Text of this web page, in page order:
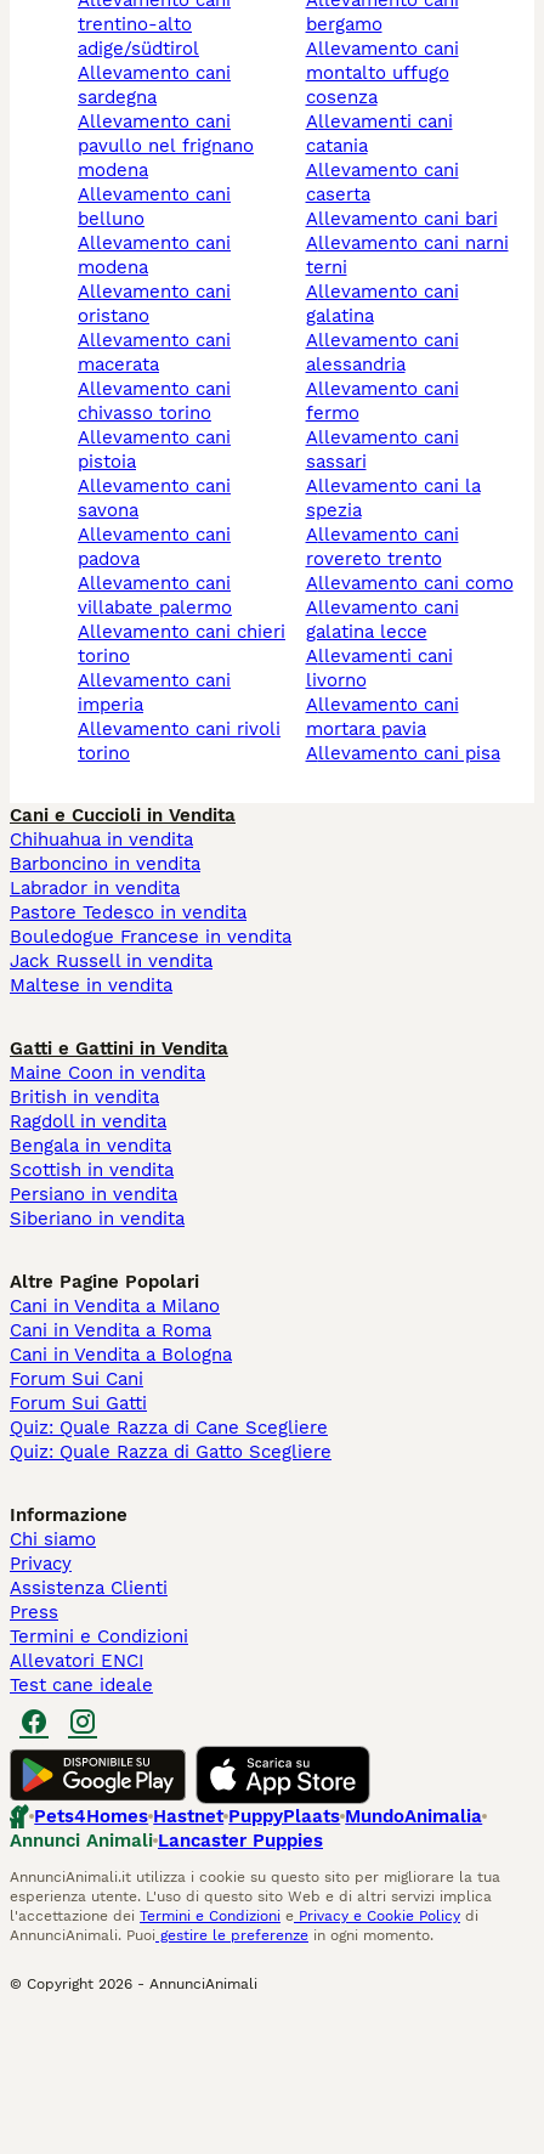
trentino-alto
adige/südtirol
allevamento cani
sardegna
allevamento cani
pavullo nel frignano
modena
allevamento cani
belluno
allevamento cani
modena
allevamento cani
oristano
allevamento cani
macerata
allevamento cani
chivasso torino
allevamento cani
pistoia
allevamento cani
savona
allevamento cani
padova
allevamento cani
villabate palermo
allevamento cani chieri
torino
allevamento cani
imperia
allevamento cani rivoli
torino
bergamo
allevamento cani
montalto uffugo
cosenza
allevamenti cani
catania
allevamento cani
caserta
allevamento cani bari
allevamento cani narni
terni
allevamento cani
galatina
allevamento cani
alessandria
allevamento cani
fermo
allevamento cani
sassari
allevamento cani la
spezia
allevamento cani
rovereto trento
allevamento cani como
allevamento cani
galatina lecce
allevamenti cani
livorno
allevamento cani
mortara pavia
allevamento cani pisa
Cani e Cuccioli in Vendita
Chihuahua in vendita
Barboncino in vendita
Labrador in vendita
Pastore Tedesco in vendita
Bouledogue Francese in vendita
Jack Russell in vendita
Maltese in vendita
Gatti e Gattini in Vendita
Maine Coon in vendita
British in vendita
Ragdoll in vendita
Bengala in vendita
Scottish in vendita
Persiano in vendita
Siberiano in vendita
Altre Pagine Popolari
Cani in Vendita a Milano
Cani in Vendita a Roma
Cani in Vendita a Bologna
Forum Sui Cani
Forum Sui Gatti
Quiz: Quale Razza di Cane Scegliere
Quiz: Quale Razza di Gatto Scegliere
Informazione
Chi siamo
Privacy
Assistenza Clienti
Press
Termini e Condizioni
Allevatori ENCI
Test cane ideale
Pets4Homes Hastnet PuppyPlaats MundoAnimalia
Annunci Animali Lancaster Puppies
AnnunciAnimali.it utilizza i cookie su questo sito per migliorare la tua
esperienza utente. L'uso di questo sito Web e di altri servizi implica
l'accettazione dei Termini e Condizioni e Privacy e Cookie Policy di
AnnunciAnimali. Puoi gestire le preferenze in ogni momento.
© Copyright 2026 - AnnunciAnimali